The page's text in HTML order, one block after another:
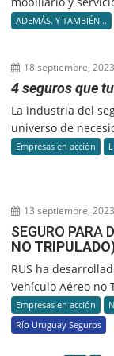
ADEMÁS. Y TAMBIÉN...
18 septiembre, 2023
4 seguros que
La industria del
universo de
Empresas en acción
13 septiembre, 2023
SEGURO PARA
NO
RUS ha
Vehículo Aéreo no
Empresas en acción
Río Uruguay Seguros